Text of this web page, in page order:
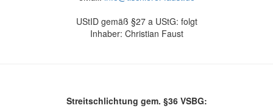
UStID gemäß §27 a UStG: folgt
Inhaber: Christian Faust
Streitschlichtung gem. §36 VSBG: